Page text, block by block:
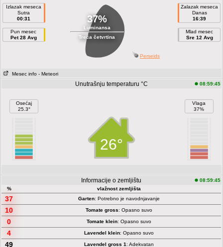
Izlazak meseca
Sutra
00:31
Pun mesec
Pet 28 Avg
37%
Luminansa
Treća četvrtina
Zalazak meseca
Danas
16:39
Mlad mesec
Sre 12 Avg
Perseids
Mesec info - Meteori
Unutrašnju temperaturu °C 08:59:45
Osećaj
25.3°
26°
Vlaga
37%
Informacije o zemljištu
08:59:45
%
vlažnost zemljišta
37 Garten: Potrebno je navodnjavanje
10 Tomate gross: Opasno suvo
0 Tomate klein: Opasno suvo
4 Lavendel klein: Opasno suvo
49 Lavendel gross 1 : Adekvatan